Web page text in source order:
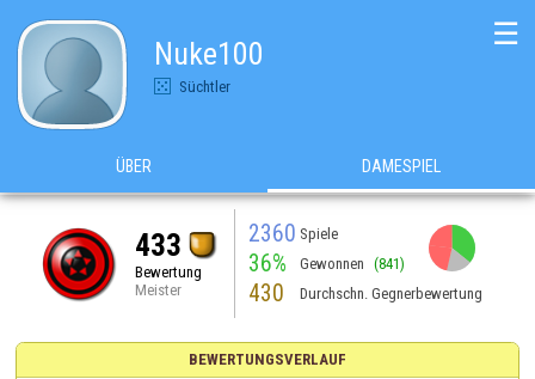
Nuke100
Süchtler
☰
ÜBER DAMESPIEL
433
Bewertung
Meister
2360 Spiele
36% Gewonnen (841)
430 Durchschn. Gegnerbewertung
BEWERTUNGSVERLAUF